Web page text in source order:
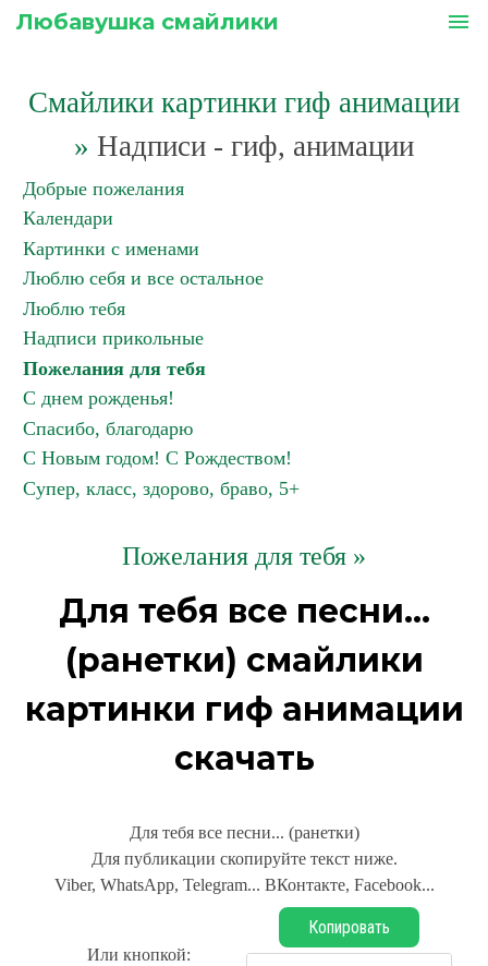
Любавушка смайлики menu
Смайлики картинки гиф анимации
» Надписи - гиф, анимации
Добрые пожелания
Календари
Картинки с именами
Люблю себя и все остальное
Люблю тебя
Надписи прикольные
Пожелания для тебя
С днем рожденья!
Спасибо, благодарю
С Новым годом! С Рождеством!
Супер, класс, здорово, браво, 5+
Пожелания для тебя »
Для тебя все песни...
(ранетки) смайлики
картинки гиф анимации
скачать
Для тебя все песни... (ранетки)
Для публикации скопируйте текст ниже.
Viber, WhatsApp, Telegram... ВКонтакте, Facebook...
Или кнопкой:
Копировать